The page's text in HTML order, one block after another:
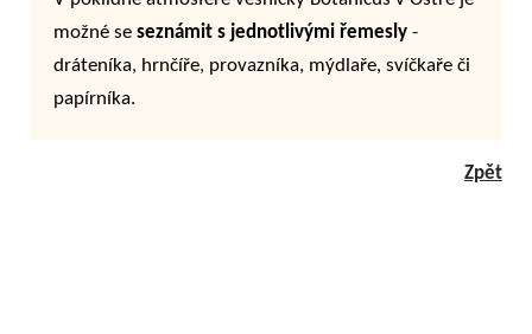
možné se seznámit s jednotlivými řemesly -
dráteníka, hrnčíře, provazníka, mýdlaře, svíčkaře či
papírníka.
Zpět